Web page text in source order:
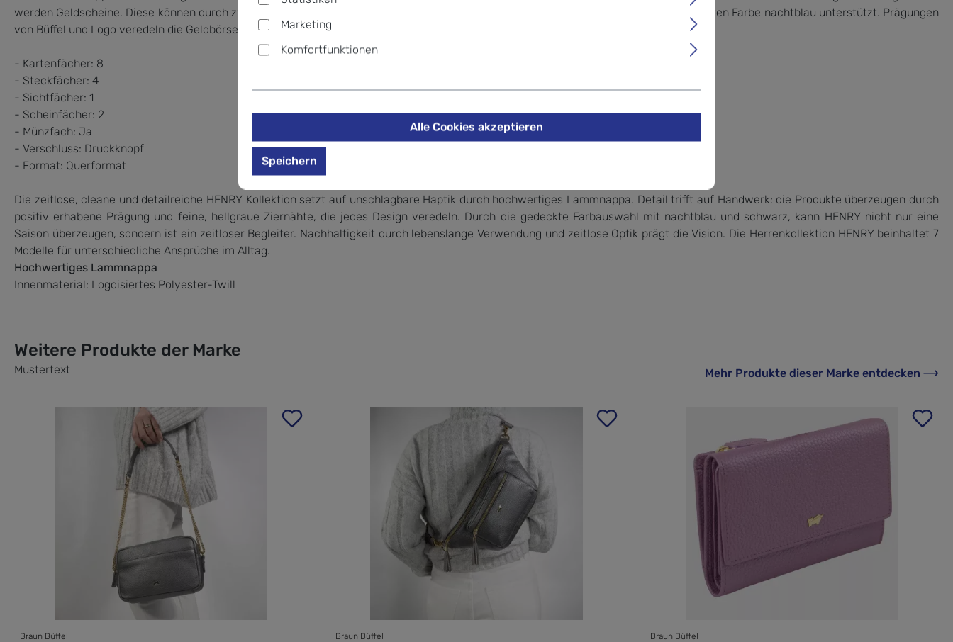
werden Geldscheine. Diese können durch zwei separate Geldschein-Fächer aufgeteilt werden. Das schlichte Design wird von der äußeren Farbe nachtblau unterstützt. Prägungen
von Büffel und Logo veredeln die Geldbörse zum Maximum.
- Kartenfächer: 8
- Steckfächer: 4
- Sichtfächer: 1
- Scheinfächer: 2
- Münzfach: Ja
- Verschluss: Druckknopf
- Format: Querformat
Die zeitlose, cleane und detailreiche HENRY Kollektion setzt auf unschlagbare Haptik durch hochwertiges Lammnappa. Detail trifft auf Handwerk: die Produkte überzeugen durch
positiv erhabene Prägung und feine, hellgraue Ziernähte, die jedes Design veredeln. Durch die gedeckte Farbauswahl mit nachtblau und schwarz, kann HENRY nicht nur eine
Saison überzeugen, sondern ist ein zeitloser Begleiter. Nachhaltigkeit durch lebenslange Verwendung und zeitlose Optik prägt die Vision. Die Herrenkollektion HENRY beinhaltet 7
Modelle für unterschiedliche Ansprüche im Alltag.
Hochwertiges Lammnappa
Innenmaterial: Logoisiertes Polyester-Twill
Weitere Produkte der Marke
Mustertext Mehr Produkte dieser Marke entdecken
Produktgalerie überspringen
Braun Büffel Braun Büffel Braun Büffel
Marketing
Komfortfunktionen
Alle Cookies akzeptieren
Speichern